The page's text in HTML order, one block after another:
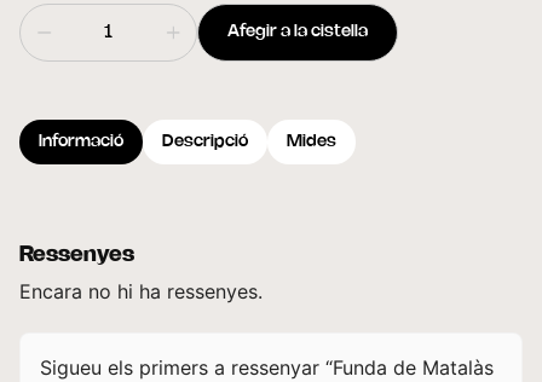
Afegir a la cistella
Informació Descripció Mides
Ressenyes
Encara no hi ha ressenyes.
Sigueu els primers a ressenyar “Funda de Matalàs